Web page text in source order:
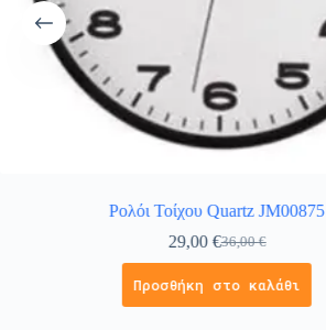
Ρολόι Τοίχου Quartz JM00875
36,00€
29,00 €
Προσθήκη στο καλάθι